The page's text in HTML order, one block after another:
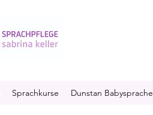
Sprachkurse Dunstan Babysprache